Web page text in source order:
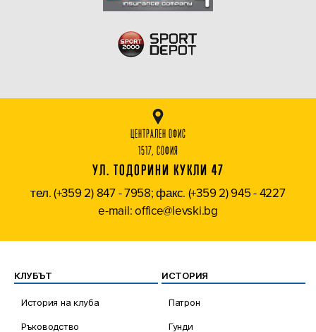
ЦЕНТРАЛЕН ОФИС
1517, СОФИЯ
УЛ. ТОДОРИНИ КУКЛИ 47
тел. (+359 2) 847 - 7958; факс. (+359 2) 945 - 4227
e-mail: office@levski.bg
КЛУБЪТ
История на клуба
Ръководство
ИСТОРИЯ
Патрон
Гунди